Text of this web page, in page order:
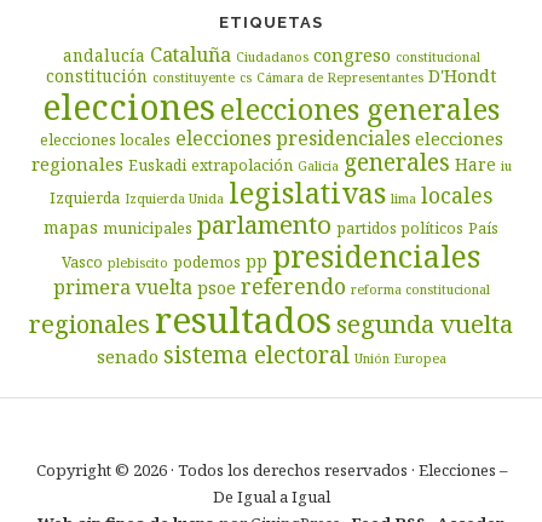
ETIQUETAS
andalucía Cataluña Ciudadanos congreso constitucional
constitución constituyente cs Cámara de Representantes D'Hondt
eleccioneselecciones generales
elecciones locales elecciones presidenciales elecciones
regionales Euskadi extrapolación Galicia generales Hare iu
Izquierda Izquierda Unida legislativas lima locales
mapas municipales parlamento partidos políticos País
Vasco plebiscito podemos pp presidenciales
primera vuelta psoe referendo reforma constitucional
regionales resultadossegunda vuelta
senado sistema electoral Unión Europea
Copyright © 2026 · Todos los derechos reservados · Elecciones –
De Igual a Igual